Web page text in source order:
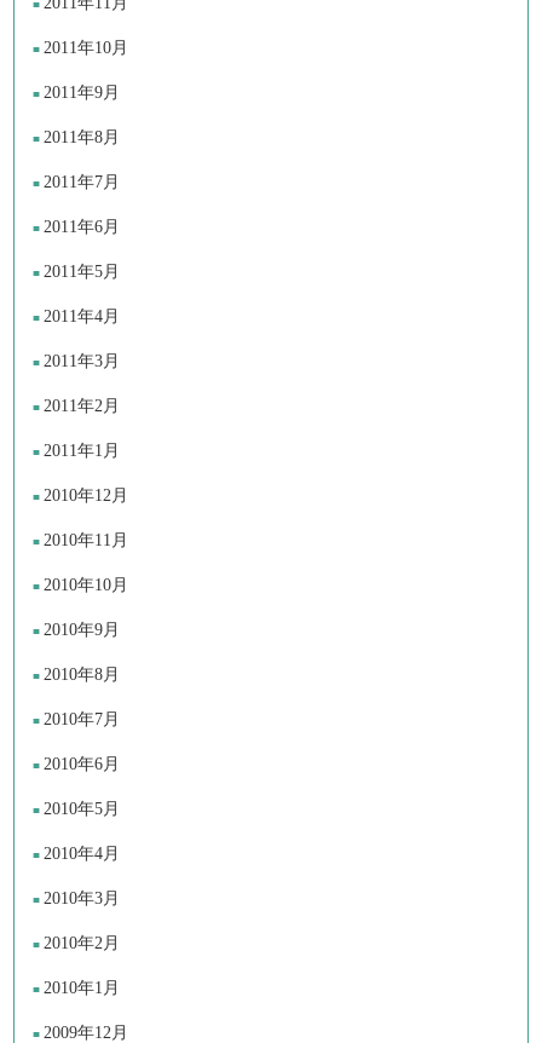
2011年10月
2011年9月
2011年8月
2011年7月
2011年6月
2011年5月
2011年4月
2011年3月
2011年2月
2011年1月
2010年12月
2010年11月
2010年10月
2010年9月
2010年8月
2010年7月
2010年6月
2010年5月
2010年4月
2010年3月
2010年2月
2010年1月
2009年12月